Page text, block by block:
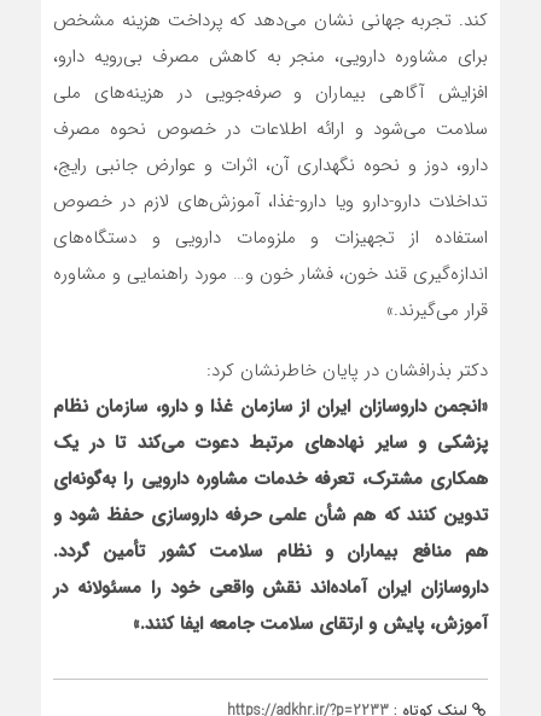
کند. تجربه جهانی نشان می‌دهد که پرداخت هزینه مشخص
برای مشاوره دارویی، منجر به کاهش مصرف بی‌رویه دارو،
افزایش آگاهی بیماران و صرفه‌جویی در هزینه‌های ملی
سلامت می‌شود و ارائه اطلاعات در خصوص نحوه مصرف
دارو، دوز و نحوه نگهداری آن، اثرات و عوارض جانبی رایج،
تداخلات دارو-دارو ویا دارو-غذا، آموزش‌های لازم در خصوص
استفاده از تجهیزات و ملزومات دارویی و دستگاه‌های
اندازه‌گیری قند خون، فشار خون و… مورد راهنمایی و مشاوره
قرار می‌گیرند.»
دکتر بذرافشان در پایان خاطرنشان کرد:
«انجمن داروسازان ایران از سازمان غذا و دارو، سازمان نظام
پزشکی و سایر نهادهای مرتبط دعوت می‌کند تا در یک
همکاری مشترک، تعرفه خدمات مشاوره دارویی را به‌گونه‌ای
تدوین کنند که هم شأن علمی حرفه داروسازی حفظ شود و
هم منافع بیماران و نظام سلامت کشور تأمین گردد.
داروسازان ایران آماده‌اند نقش واقعی خود را مسئولانه در
آموزش، پایش و ارتقای سلامت جامعه ایفا کنند.»
لینک کوتاه : https://adkhr.ir/?p=2233